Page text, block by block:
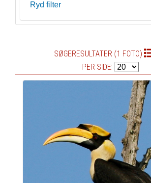
Ryd filter
SØGERESULTATER (1 FOTO)
PER SIDE: